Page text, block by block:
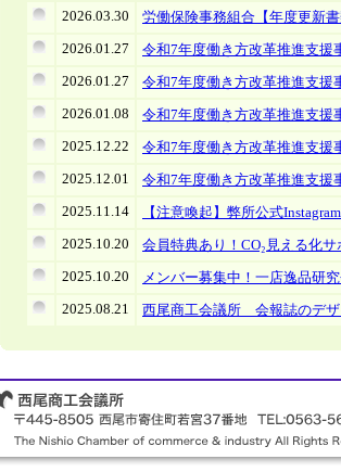
2026.03.30
労働保険事務組合【年度更新
2026.01.27
令和7年度働き方改革推進支援
2026.01.27
令和7年度働き方改革推進支援
2026.01.08
令和7年度働き方改革推進支援
2025.12.22
令和7年度働き方改革推進支援
2025.12.01
令和7年度働き方改革推進支援
2025.11.14
【注意喚起】弊所公式
2025.10.20
会員特典あり！CO₂見える化
2025.10.20
メンバー募集中！一店逸品研
2025.08.21
西尾商工会議所 会報誌のデ